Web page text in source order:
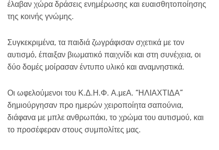
έλαβαν χώρα δράσεις ενημέρωσης και ευαισθητοποίησης
της κοινής γνώμης.
Συγκεκριμένα, τα παιδιά ζωγράφισαν σχετικά με τον
αυτισμό, έπαιξαν βιωματικό παιχνίδι και στη συνέχεια, οι
δύο δομές μοίρασαν έντυπο υλικό και αναμνηστικά.
Οι ωφελούμενοι του Κ.Δ.Η.Φ. Α.μεΑ. “ΗΛΙΑΧΤΙΔΑ”
δημιούργησαν προ ημερών χειροποίητα σαπούνια,
διάφανα με μπλε ανθρωπάκι, το χρώμα του αυτισμού, και
το προσέφεραν στους συμπολίτες μας.